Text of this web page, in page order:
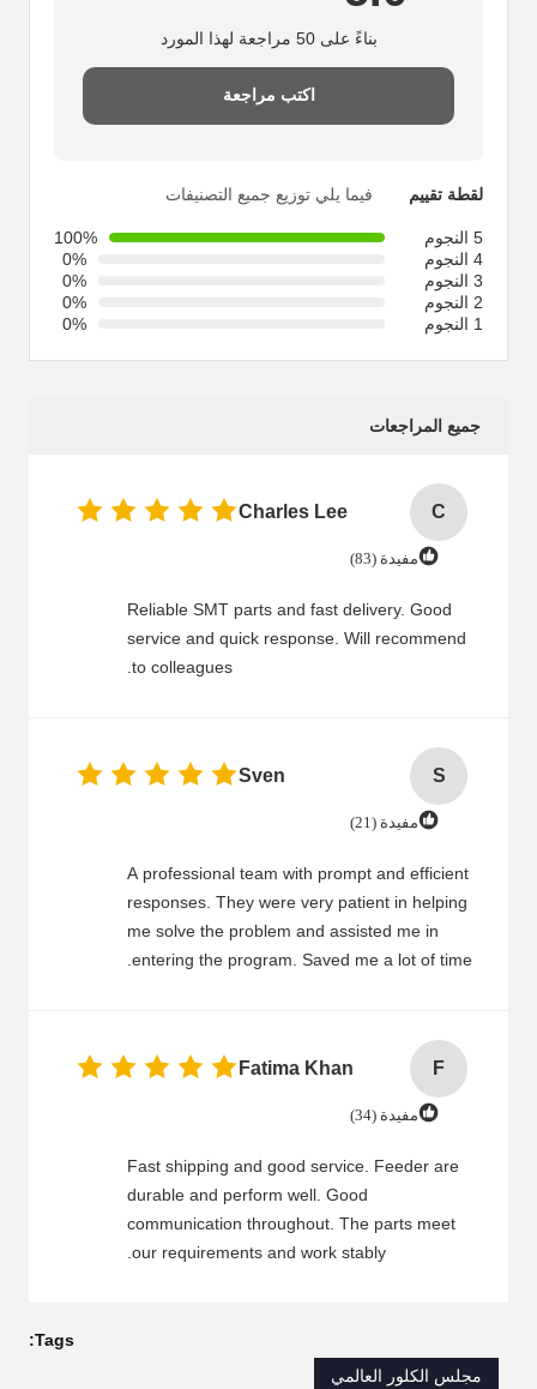
بناءً على 50 مراجعة لهذا المورد
اكتب مراجعة
لقطة تقييم فيما يلي توزيع جميع التصنيفات
5 النجوم
100%
4 النجوم
0%
3 النجوم
0%
2 النجوم
0%
1 النجوم
0%
جميع المراجعات
C
Charles Lee
مفيدة (83)
Reliable SMT parts and fast delivery. Good
service and quick response. Will recommend
to colleagues.
S
Sven
مفيدة (21)
A professional team with prompt and efficient
responses. They were very patient in helping
me solve the problem and assisted me in
entering the program. Saved me a lot of time.
F
Fatima Khan
مفيدة (34)
Fast shipping and good service. Feeder are
durable and perform well. Good
communication throughout. The parts meet
our requirements and work stably.
Tags:
مجلس الكلور العالمي